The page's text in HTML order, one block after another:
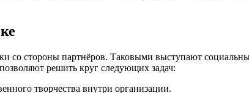
со стороны партнёров. Таковыми выступают
решить круг следующих задач:
творчества внутри организации.